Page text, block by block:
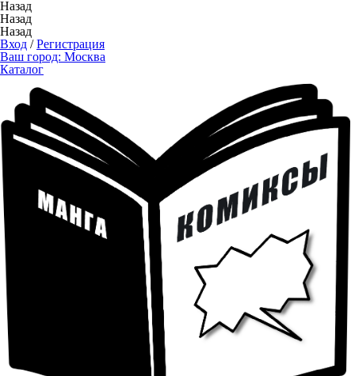
Назад
Назад
Назад
Вход /Регистрация
Ваш город: Москва
Каталог